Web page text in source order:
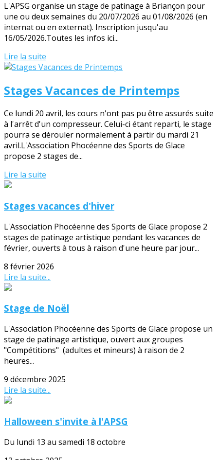
L'APSG organise un stage de patinage à Briançon pour
une ou deux semaines du 20/07/2026 au 01/08/2026 (en
internat ou en externat). Inscription jusqu'au
16/05/2026.Toutes les infos ici...
Lire la suite
Stages Vacances de Printemps
Ce lundi 20 avril, les cours n'ont pas pu être assurés suite
à l'arrêt d'un compresseur. Celui-ci étant reparti, le stage
pourra se dérouler normalement à partir du mardi 21
avril.L'Association Phocéenne des Sports de Glace
propose 2 stages de...
Lire la suite
Stages vacances d'hiver
L'Association Phocéenne des Sports de Glace propose 2
stages de patinage artistique pendant les vacances de
février, ouverts à tous à raison d'une heure par jour...
8 février 2026
Lire la suite...
Stage de Noël
L'Association Phocéenne des Sports de Glace propose un
stage de patinage artistique, ouvert aux groupes
"Compétitions" (adultes et mineurs) à raison de 2
heures...
9 décembre 2025
Lire la suite...
Halloween s'invite à l'APSG
Du lundi 13 au samedi 18 octobre